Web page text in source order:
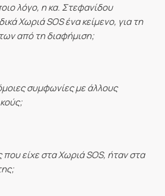
λόγο, η κα. Στεφανίδου
ΧωριάSOS ένα κείμενο, για τη
από τη διαφήμιση;
συμφωνίες με άλλους
που είχε στα ΧωριάSOS, ήταν στα